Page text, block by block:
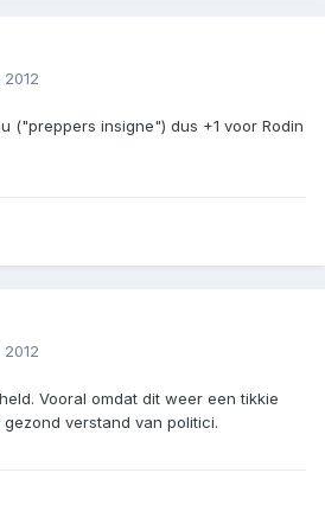
2012
("preppers insigne") dus +1 voor Rodin
2012
Vooral omdat dit weer een tikkie
verstand van politici.